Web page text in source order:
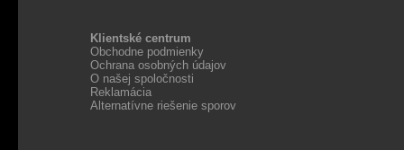
Klientské centrum
Obchodne podmienky
Ochrana osobných údajov
O našej spoločnosti
Reklamácia
Alternatívne riešenie sporov